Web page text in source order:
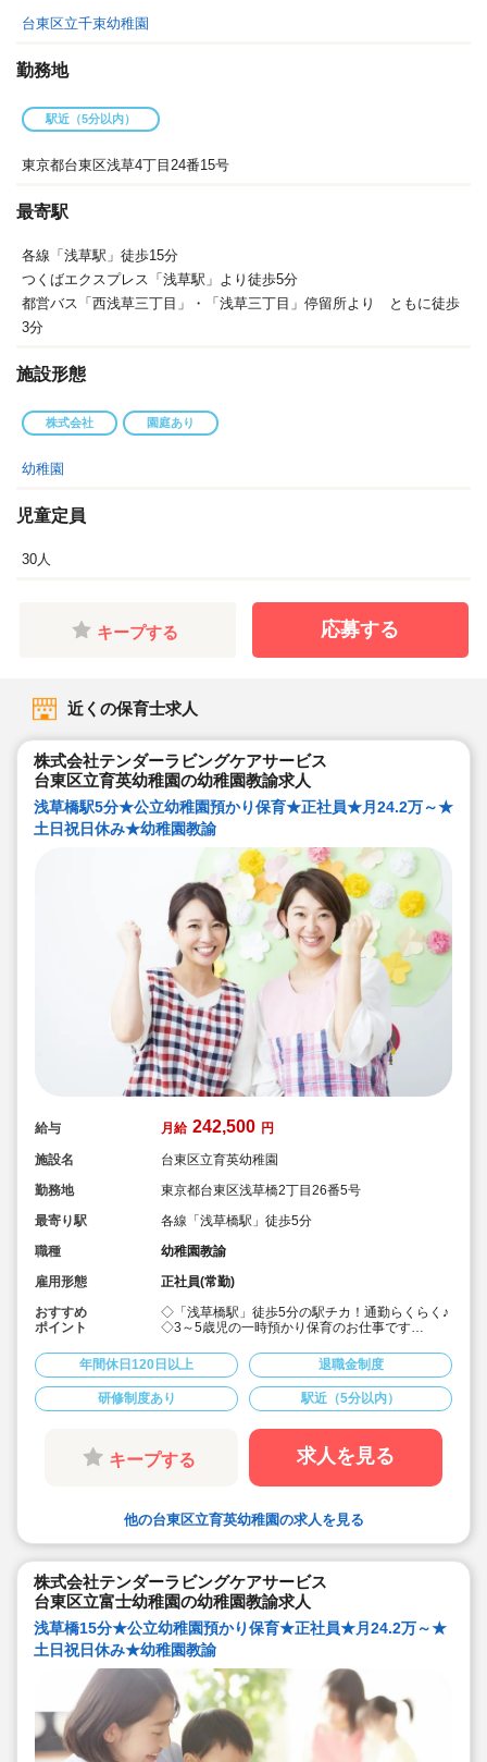
台東区立千束幼稚園
勤務地
駅近（5分以内）
東京都台東区浅草4丁目24番15号
最寄駅
各線「浅草駅」徒歩15分
つくばエクスプレス「浅草駅」より徒歩5分
都営バス「西浅草三丁目」・「浅草三丁目」停留所より ともに徒歩
3分
施設形態
株式会社 園庭あり
幼稚園
児童定員
30人
キープする 応募する
近くの保育士求人
株式会社テンダーラビングケアサービス
台東区立育英幼稚園の幼稚園教諭求人
浅草橋駅5分★公立幼稚園預かり保育★正社員★月24.2万～★
土日祝日休み★幼稚園教諭
給与 月給 242,500 円
施設名
台東区立育英幼稚園
勤務地
東京都台東区浅草橋2丁目26番5号
最寄り駅
各線「浅草橋駅」徒歩5分
職種
幼稚園教諭
雇用形態
正社員(常勤)
おすすめ
ポイント
◇「浅草橋駅」徒歩5分の駅チカ！通勤らくらく♪
◇3～5歳児の一時預かり保育のお仕事です
の預かり保育、正社員求人です！
◇月給242,500円〜+賞与2.4か月★エリア最高水
準を保証！
◇年間休日120日以上！入職の3か月後には有給付
◇人気の土日祝日お休み求人です。早番遅番勤務
なし
◇残業月1.8時間と少なめです。残業代は全額支
ートを送っている職員さんが沢山います
◇持ち帰りなし◎ 一人ひとりの負担を減らす工夫
をしています
して勤務できます。
◇産前産後休暇・育児休暇の前年度・取得実績51
名！全職員の40%が子育て中です。家庭と両立し
やすい環境です♪
年間休日120日以上 退職金制度
研修制度あり 駅近（5分以内）
キープする 求人を見る
他の台東区立育英幼稚園の求人を見る
株式会社テンダーラビングケアサービス
台東区立富士幼稚園の幼稚園教諭求人
浅草橋15分★公立幼稚園預かり保育★正社員★月24.2万～★
土日祝日休み★幼稚園教諭